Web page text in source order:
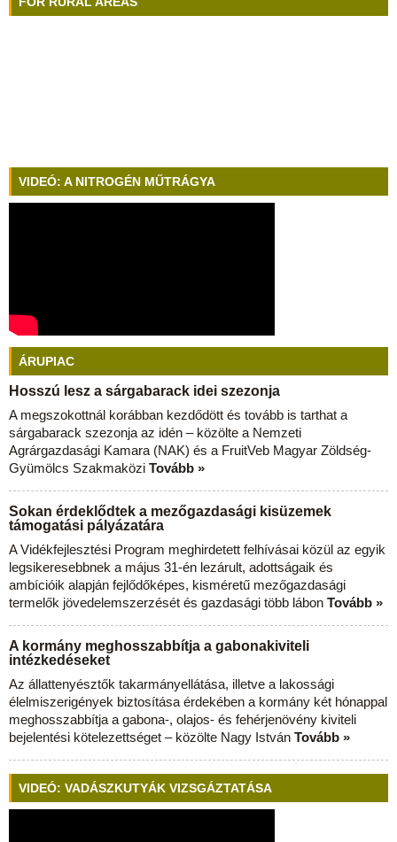
VIDEÓ: A NITROGÉN MŰTRÁGYA
ÁRUPIAC
Hosszú lesz a sárgabarack idei szezonja
A megszokottnál korábban kezdődött és tovább is tarthat a
sárgabarack szezonja az idén – közölte a Nemzeti
Agrárgazdasági Kamara (NAK) és a FruitVeb Magyar Zöldség-
Gyümölcs Szakmaközi Tovább »
Sokan érdeklődtek a mezőgazdasági kisüzemek
támogatási pályázatára
A Vidékfejlesztési Program meghirdetett felhívásai közül az egyik
legsikeresebbnek a május 31-én lezárult, adottságaik és
ambícióik alapján fejlődőképes, kisméretű mezőgazdasági
termelők jövedelemszerzését és gazdasági több lábon Tovább »
A kormány meghosszabbítja a gabonakiviteli
intézkedéseket
Az állattenyésztők takarmányellátása, illetve a lakossági
élelmiszerigények biztosítása érdekében a kormány két hónappal
meghosszabbítja a gabona-, olajos- és fehérjenövény kiviteli
bejelentési kötelezettséget – közölte Nagy István Tovább »
VIDEÓ: VADÁSZKUTYÁK VIZSGÁZTATÁSA